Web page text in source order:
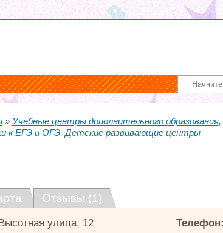
» Учебные центры дополнительного образования,
к ЕГЭ и ОГЭ,Детские развивающие центры
Отзывы (1)
улица, 12 Телефон: